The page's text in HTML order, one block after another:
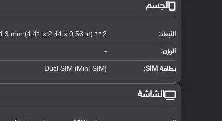
الجسم
الأبعاد: 112 x 62 x 14.3 mm (4.41 x 2.44 x 0.56 in)
الوزن: -
بطاقة SIM: Dual SIM (Mini-SIM)
الشاشة